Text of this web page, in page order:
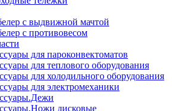
с выдвижной мачтой
с противовесом
для пароконвектоматов
для теплового оборудования
для холодильного оборудования
для электромеханики
дисковые